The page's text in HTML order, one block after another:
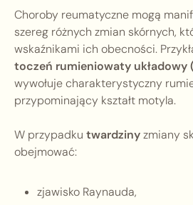
Choroby reumatyczne mogą
szereg różnych zmian skórnych,
wskaźnikami ich obecności.
toczeń rumieniowaty układowy
wywołuje charakterystyczny
przypominający kształt motyla.
W przypadku twardzinyzmiany
obejmować:
zjawisko Raynauda,